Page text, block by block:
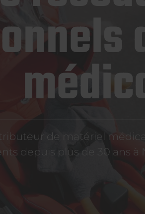
de matériel
depuis plus de 30 ans à